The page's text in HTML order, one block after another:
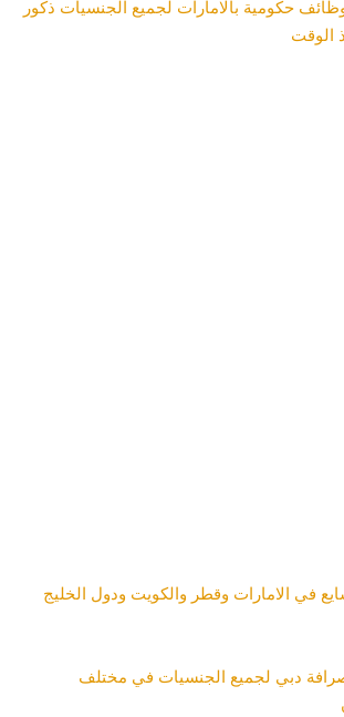
حكومية بالامارات لجميع الجنسيات ذكور
الوقت
في الامارات وقطر والكويت ودول الخليج
دبي لجميع الجنسيات في مختلف